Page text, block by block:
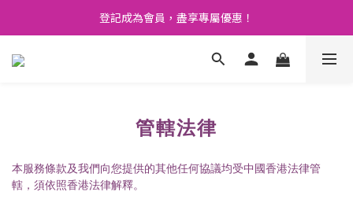
🚛 購物滿 $400 免運費🤩
登記成為會員，盡享專屬優惠！
💬 開心 share 產品既評價 即賺 $3 購物金！💰
管轄法律
本服務條款及我們向您提供的其他任何協議均受中國香港法律管
轄，須依照香港法律解釋。